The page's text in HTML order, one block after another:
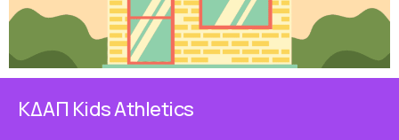
ΚΔΑΠ Κids Athletics